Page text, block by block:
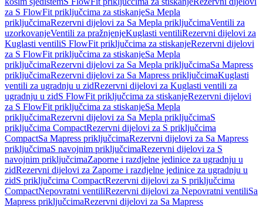
za S FlowFit priključcima za stiskanjeSa Mepla
priključcimaRezervni dijelovi za Sa Mepla priključcimaVentili za
uzorkovanjeVentili za pražnjenjeKuglasti ventiliRezervni dijelovi za
Kuglasti ventiliS FlowFit priključcima za stiskanjeRezervni dijelovi
za S FlowFit priključcima za stiskanjeSa Mepla
priključcimaRezervni dijelovi za Sa Mepla priključcimaSa Mapress
priključcimaRezervni dijelovi za Sa Mapress priključcimaKuglasti
ventili za ugradnju u zidRezervni dijelovi za Kuglasti ventili za
ugradnju u zidS FlowFit priključcima za stiskanjeRezervni dijelovi
za S FlowFit priključcima za stiskanjeSa Mepla
priključcimaRezervni dijelovi za Sa Mepla priključcimaS
priključcima CompactRezervni dijelovi za S priključcima
CompactSa Mapress priključcimaRezervni dijelovi za Sa Mapress
priključcimaS navojnim priključcimaRezervni dijelovi za S
navojnim priključcimaZaporne i razdjelne jedinice za ugradnju u
zidRezervni dijelovi za Zaporne i razdjelne jedinice za ugradnju u
zidS priključcima CompactRezervni dijelovi za S priključcima
CompactNepovratni ventiliRezervni dijelovi za Nepovratni ventiliSa
Mapress priključcimaRezervni dijelovi za Sa Mapress